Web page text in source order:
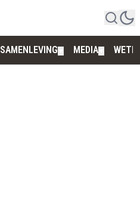
SAMENLEVING MEDIA